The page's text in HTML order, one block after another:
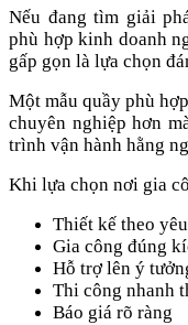
Nếu đang tìm giải
phù hợp kinh doanh
gấp gọn là lựa chọn
Một mẫu quầy phù
chuyên nghiệp hơn
trình vận hành hằng
Khi lựa chọn nơi gia
Thiết kế theo
Gia công đúng
Hỗ trợ lên ý
Thi công nhanh
Báo giá rõ ràng